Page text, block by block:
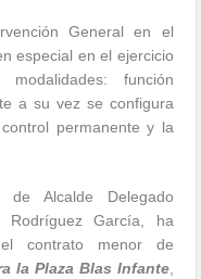
General en el
especial en el ejercicio
función
a su vez se configura
permanente y la
Alcalde Delegado
Rodríguez García, ha
contrato menor de
la Plaza Blas Infante,